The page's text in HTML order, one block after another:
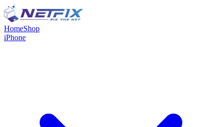
HomeShop
iPhone